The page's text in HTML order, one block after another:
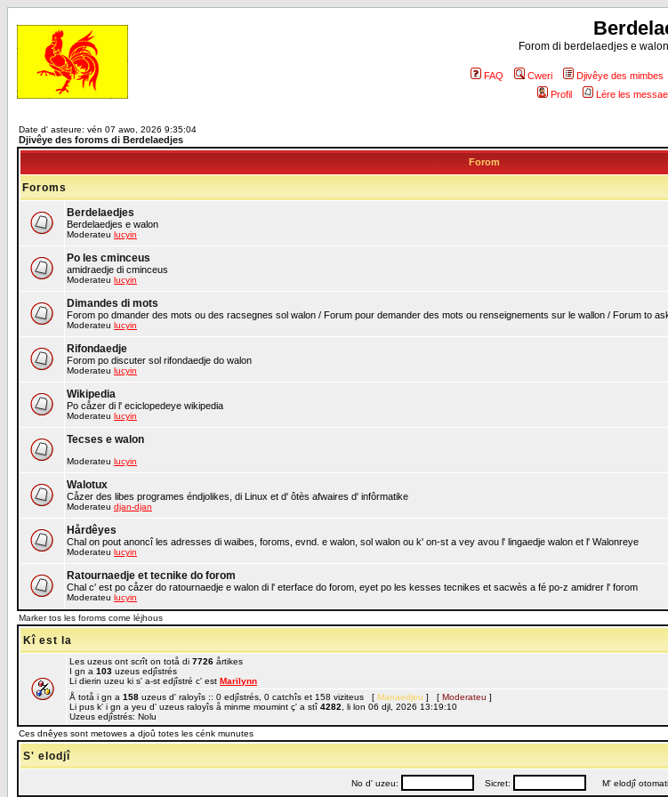
Forom di berdelaedjes e
FAQ Cweri Djivêye des mimbes
Profil
Lére les
Date d' asteure: vén 07 awo, 2026 9:35:04
Djivêye des foroms di Berdelaedjes
Forom
Foroms
Berdelaedjes
Berdelaedjes e walon
Moderateu lucyin
Po les cminceus
amidraedje di cminceus
Moderateu lucyin
Dimandes di mots
Forom po dmander des mots ou des racsegnes sol walon / Forum pour demander des mots ou renseignements sur le wallon / Forum to
Moderateu lucyin
Rifondaedje
Forom po discuter sol rifondaedje do walon
Moderateu lucyin
Wikipedia
Po cåzer di l' eciclopedeye wikipedia
Moderateu lucyin
Tecses e walon
Moderateu lucyin
Walotux
Cåzer des libes programes éndjolikes, di Linux et d' ôtès afwaires d' infôrmatike
Moderateu djan-djan
Hårdêyes
Chal on pout anoncî les adresses di waibes, foroms, evnd. e walon, sol walon ou k' on-st a vey avou l' lingaedje walon et l' Walonreye
Moderateu lucyin
Ratournaedje et tecnike do forom
Chal c' est po cåzer do ratournaedje e walon di l' eterface do forom, eyet po les kesses tecnikes et sacwès a fé po-z amidrer l' forom
Moderateu lucyin
Marker tos les foroms come léjhous
Kî est la
Les uzeus ont scrît on totå di 7726 årtikes
I gn a 103 uzeus edjîstrés
Li dierin uzeu ki s' a-st edjîstré c' est Marilynn
Å totå i gn a 158 uzeus d' raloyîs :: 0 edjîstrés, 0 catchîs et 158 viziteus [ Manaedjeu ] [ Moderateu ]
Li pus k' i gn a yeu d' uzeus raloyîs å minme moumint ç' a stî 4282 , li lon 06 djl, 2026 13:19:10
Uzeus edjîstrés: Nolu
Ces dnêyes sont metowes a djoû totes les cénk munutes
S' elodjî
No d' uzeu: Sicret: M' elodjî